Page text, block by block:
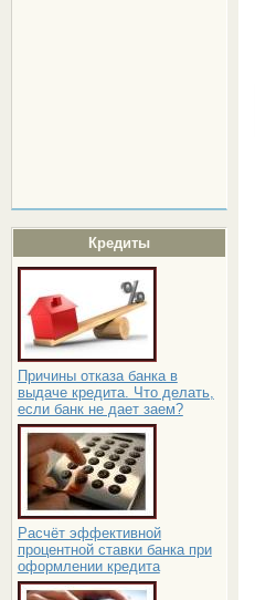
Кредиты
Причины отказа банка в
выдаче кредита. Что делать,
если банк не дает заем?
Расчёт эффективной
процентной ставки банка при
оформлении кредита